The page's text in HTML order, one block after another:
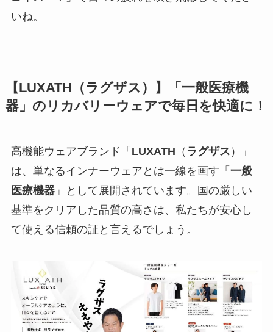
いね。
【LUXATH（ラグザス）】「一般医療機
器」のリカバリーウェアで毎日を快適に！
高機能ウェアブランド「 LUXATH （ ラグザス ）」
は、単なるインナーウェアとは一線を画す「 一般
医療機器」として展開されています。国の厳しい
基準をクリアした品質の高さは、私たちが安心し
て使える信頼の証と言えるでしょう。